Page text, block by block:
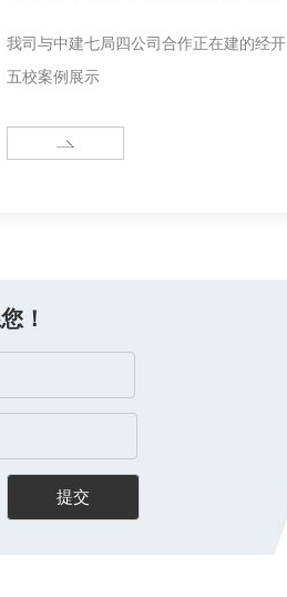
我司与中建七局四公司合作正在建的经开
五校案例展示
MORE
！